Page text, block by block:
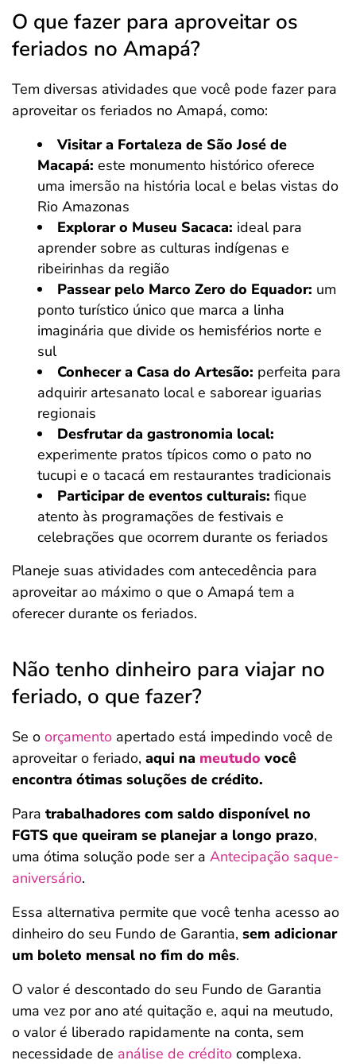
​O que fazer para aproveitar os
feriados no Amapá?
Tem diversas atividades que você pode fazer para
aproveitar os feriados no Amapá, como:
Visitar a Fortaleza de São José de
Macapá: este monumento histórico oferece
uma imersão na história local e belas vistas do
Rio Amazonas
Explorar o Museu Sacaca: ideal para
aprender sobre as culturas indígenas e
ribeirinhas da região
Passear pelo Marco Zero do Equador: um
ponto turístico único que marca a linha
imaginária que divide os hemisférios norte e
sul
Conhecer a Casa do Artesão: perfeita para
adquirir artesanato local e saborear iguarias
regionais
Desfrutar da gastronomia local:
experimente pratos típicos como o pato no
tucupi e o tacacá em restaurantes tradicionais
Participar de eventos culturais: fique
atento às programações de festivais e
celebrações que ocorrem durante os feriados
Planeje suas atividades com antecedência para
aproveitar ao máximo o que o Amapá tem a
oferecer durante os feriados.
Não tenho dinheiro para viajar no
feriado, o que fazer?
Se o orçamento apertado está impedindo você de
aproveitar o feriado, aqui na meutudo você
encontra ótimas soluções de crédito.
Para trabalhadores com saldo disponível no
FGTS que queiram se planejar a longo prazo,
uma ótima solução pode ser a Antecipação saque-
aniversário.
Essa alternativa permite que você tenha acesso ao
dinheiro do seu Fundo de Garantia, sem adicionar
um boleto mensal no fim do mês.
O valor é descontado do seu Fundo de Garantia
uma vez por ano até quitação e, aqui na meutudo,
o valor é liberado rapidamente na conta, sem
necessidade de análise de crédito complexa.